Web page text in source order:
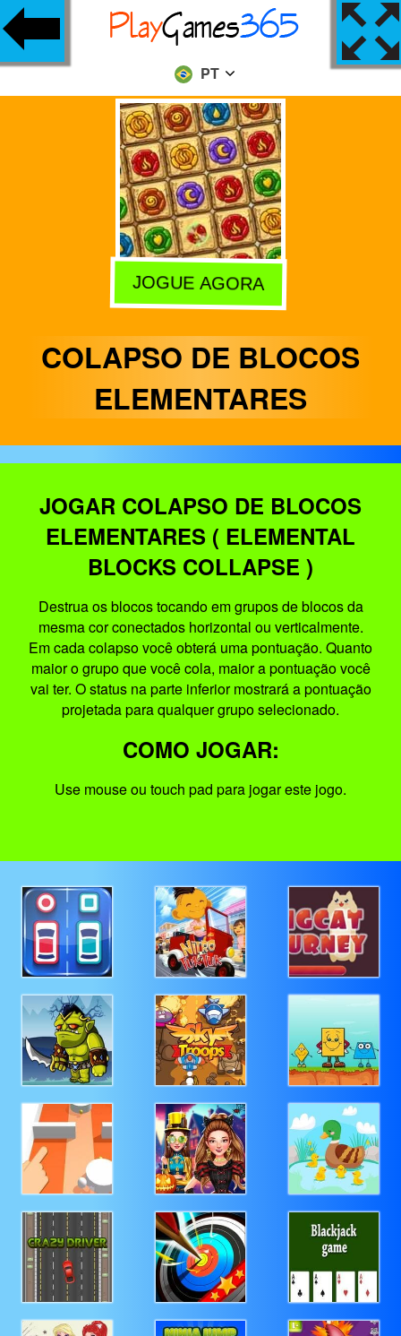
PT
JOGUE AGORA
COLAPSO DE BLOCOS
ELEMENTARES
JOGAR COLAPSO DE BLOCOS
ELEMENTARES ( ELEMENTAL
BLOCKS COLLAPSE )
Destrua os blocos tocando em grupos de blocos da
mesma cor conectados horizontal ou verticalmente.
Em cada colapso você obterá uma pontuação. Quanto
maior o grupo que você cola, maior a pontuação você
vai ter. O status na parte inferior mostrará a pontuação
projetada para qualquer grupo selecionado.
COMO JOGAR:
Use mouse ou touch pad para jogar este jogo.